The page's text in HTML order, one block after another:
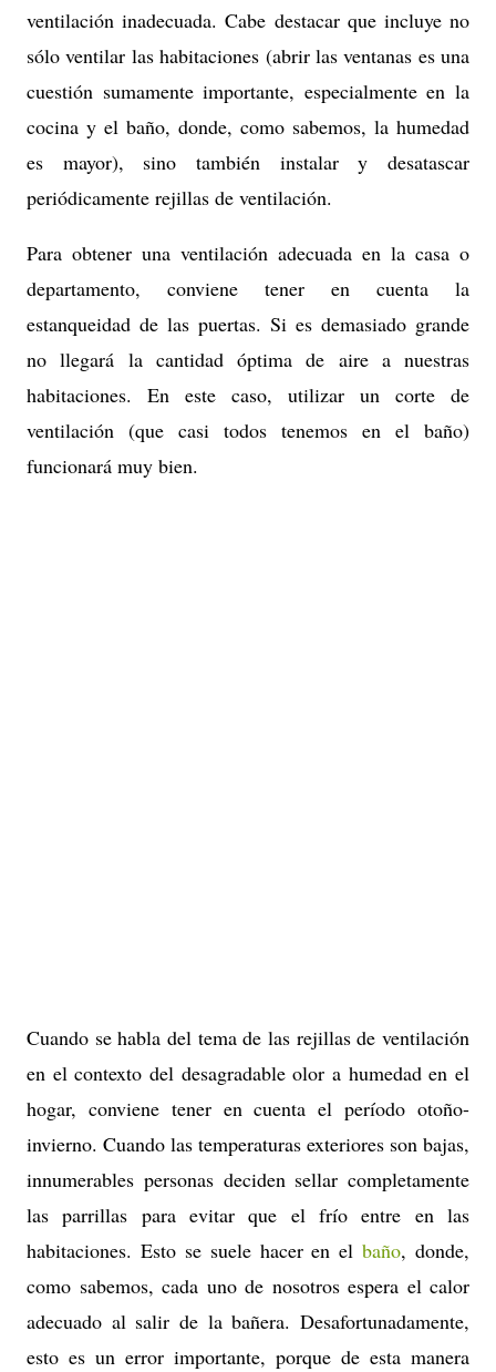
ventilación inadecuada. Cabe destacar que incluye no
sólo ventilar las habitaciones (abrir las ventanas es una
cuestión sumamente importante, especialmente en la
cocina y el baño, donde, como sabemos, la humedad
es mayor), sino también instalar y desatascar
periódicamente rejillas de ventilación.
Para obtener una ventilación adecuada en la casa o
departamento, conviene tener en cuenta la
estanqueidad de las puertas. Si es demasiado grande
no llegará la cantidad óptima de aire a nuestras
habitaciones. En este caso, utilizar un corte de
ventilación (que casi todos tenemos en el baño)
funcionará muy bien.
Cuando se habla del tema de las rejillas de ventilación
en el contexto del desagradable olor a humedad en el
hogar, conviene tener en cuenta el período otoño-
invierno. Cuando las temperaturas exteriores son bajas,
innumerables personas deciden sellar completamente
las parrillas para evitar que el frío entre en las
habitaciones. Esto se suele hacer en elbaño, donde,
como sabemos, cada uno de nosotros espera el calor
adecuado al salir de la bañera. Desafortunadamente,
esto es un error importante, porque de esta manera